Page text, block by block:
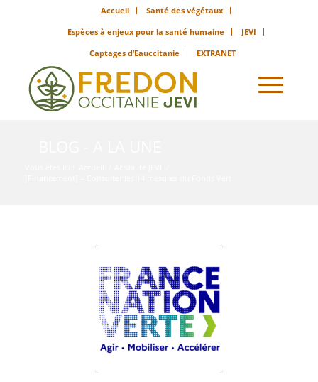
Accueil
Santé des végétaux
Espèces à enjeux pour la santé humaine
JEVI
Captages d’Eauccitanie
EXTRANET